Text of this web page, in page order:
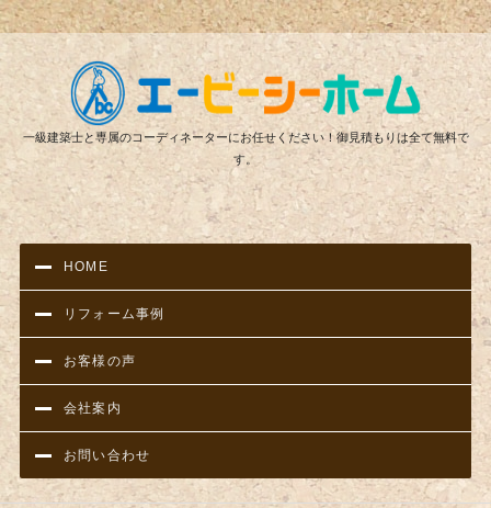
リ
一級建築士と専属のコーディネーターにお任せください！御見積もりは全て無料で
す。
HOME
リフォーム事例
お客様の声
会社案内
お問い合わせ